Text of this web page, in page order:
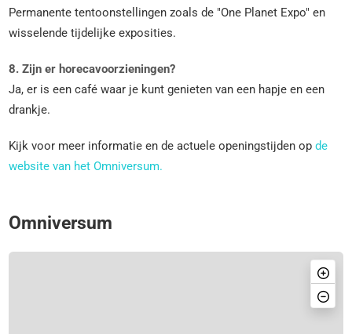
Permanente tentoonstellingen zoals de "One Planet Expo" en
wisselende tijdelijke exposities.
8. Zijn er horecavoorzieningen?
Ja, er is een café waar je kunt genieten van een hapje en een
drankje.
Kijk voor meer informatie en de actuele openingstijden opde
website van het Omniversum.
Omniversum